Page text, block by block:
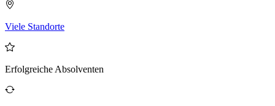
Viele Standorte
Erfolgreiche Absolventen